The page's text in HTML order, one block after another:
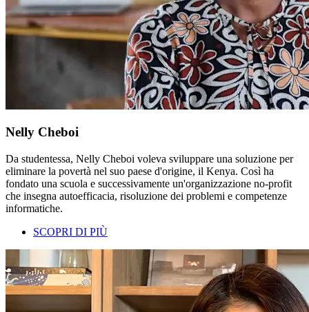
Nelly Cheboi
Da studentessa, Nelly Cheboi voleva sviluppare una soluzione per
eliminare la povertà nel suo paese d'origine, il Kenya. Così ha
fondato una scuola e successivamente un'organizzazione no-profit
che insegna autoefficacia, risoluzione dei problemi e competenze
informatiche.
SCOPRI DI PIÙ